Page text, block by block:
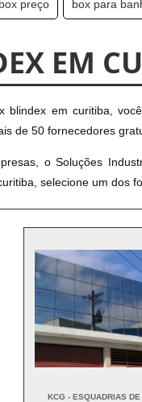
box preço box para
EM
blindex em curitiba,
de 50 fornecedores
o Soluções
selecione um dos
KCG - ESQUADRIAS DE